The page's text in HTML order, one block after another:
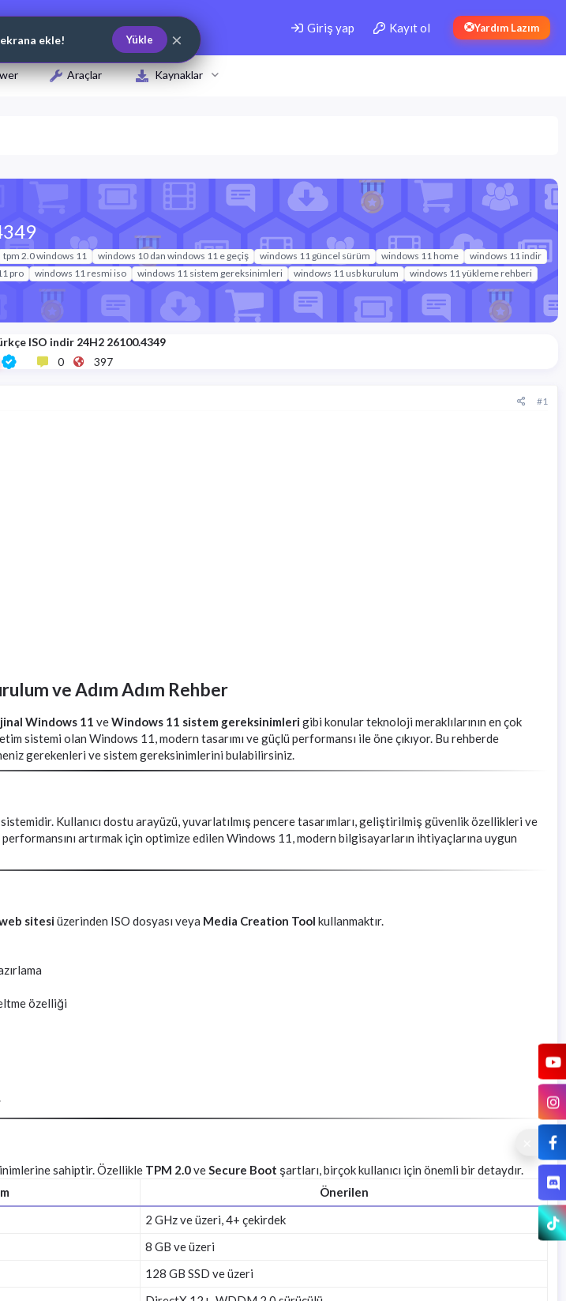
Giriş yap Kayıt ol Yardım Lazım
Araçlar Kaynaklar
tpm 2.0 windows 11 windows 10 dan windows 11 e geçiş windows 11 güncel sürüm windows 11 home
windows 11 indir
pro windows 11 resmi iso windows 11 sistem gereksinimleri windows 11 usb kurulum windows 11 yükleme rehberi
ISO indir 24H2 26100.4349
0 397
#1
ve Adım Adım Rehber
Windows 11 veWindows 11 sistem gereksinimlerigibi konular teknoloji meraklılarının en çok
sistemi olan Windows 11, modern tasarımı ve güçlü performansı ile öne çıkıyor. Bu rehberde
gerekenleri ve sistem gereksinimlerini bulabilirsiniz.
Kullanıcı dostu arayüzü, yuvarlatılmış pencere tasarımları, geliştirilmiş güvenlik özellikleri ve
artırmak için optimize edilen Windows 11, modern bilgisayarların ihtiyaçlarına uygun
sitesiüzerinden ISO dosyası veya Media Creation Tool kullanmaktır.
özelliği
sahiptir. Özellikle TPM 2.0veSecure Boot şartları, birçok kullanıcı için önemli bir detaydır.
Önerilen
2 GHz ve üzeri, 4+ çekirdek
8 GB ve üzeri
128 GB SSD ve üzeri
ekle! Yükle ×